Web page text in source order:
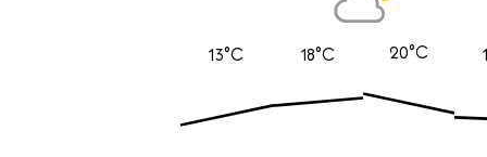
13°C 18°C 20°C